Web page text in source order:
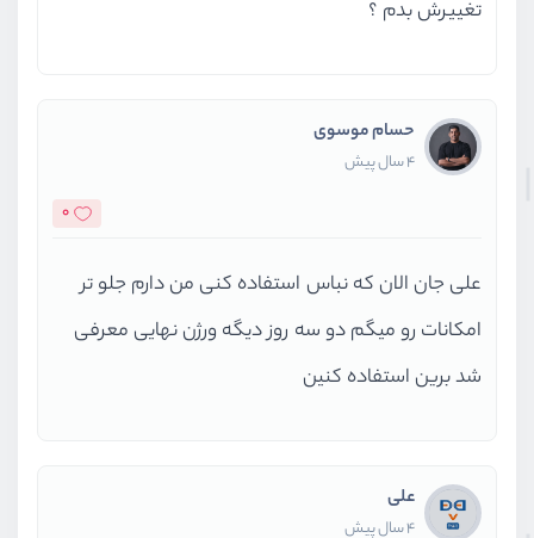
تغییرش بدم ؟
حسام موسوی
4 سال پیش
0
علی جان الان که نباس استفاده کنی من دارم جلو تر
امکانات رو میگم دو سه روز دیگه ورژن نهایی معرفی
شد برین استفاده کنین
علی
4 سال پیش